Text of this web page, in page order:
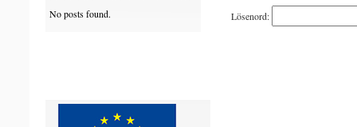
Lösenord:
No posts found.